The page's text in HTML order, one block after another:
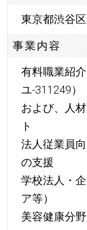
東京都渋谷
事業内容
有料職業紹
ユ-311249）
および、人
ト
法人従業員
の支援
学校法人・
ア等）
美容健康分